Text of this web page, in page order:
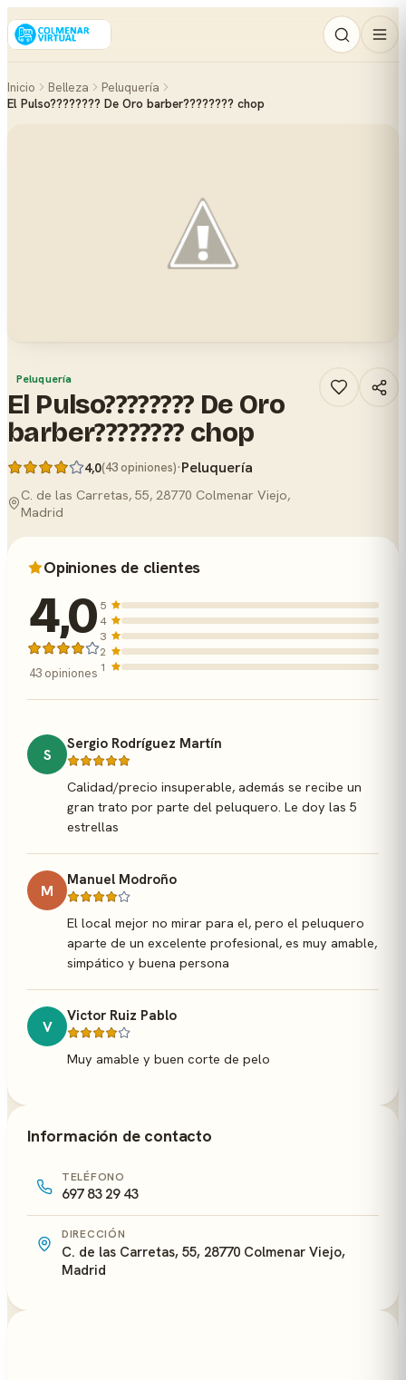
Inicio Belleza
Peluquería
El Pulso???????? De Oro barber???????? chop
Peluquería
El Pulso???????? De Oro
barber???????? chop
4,0(43 opiniones)·Peluquería
C. de las Carretas, 55, 28770 Colmenar Viejo,
Madrid
Opiniones de clientes
4,0
43 opiniones
5
4
3
2
1
S
Sergio Rodríguez Martín
Calidad/precio insuperable, además se recibe un
gran trato por parte del peluquero. Le doy las 5
estrellas
M
Manuel Modroño
El local mejor no mirar para el, pero el peluquero
aparte de un excelente profesional, es muy amable,
simpático y buena persona
V
Victor Ruiz Pablo
Muy amable y buen corte de pelo
Información de contacto
TELÉFONO
697 83 29 43
DIRECCIÓN
C. de las Carretas, 55, 28770 Colmenar Viejo,
Madrid